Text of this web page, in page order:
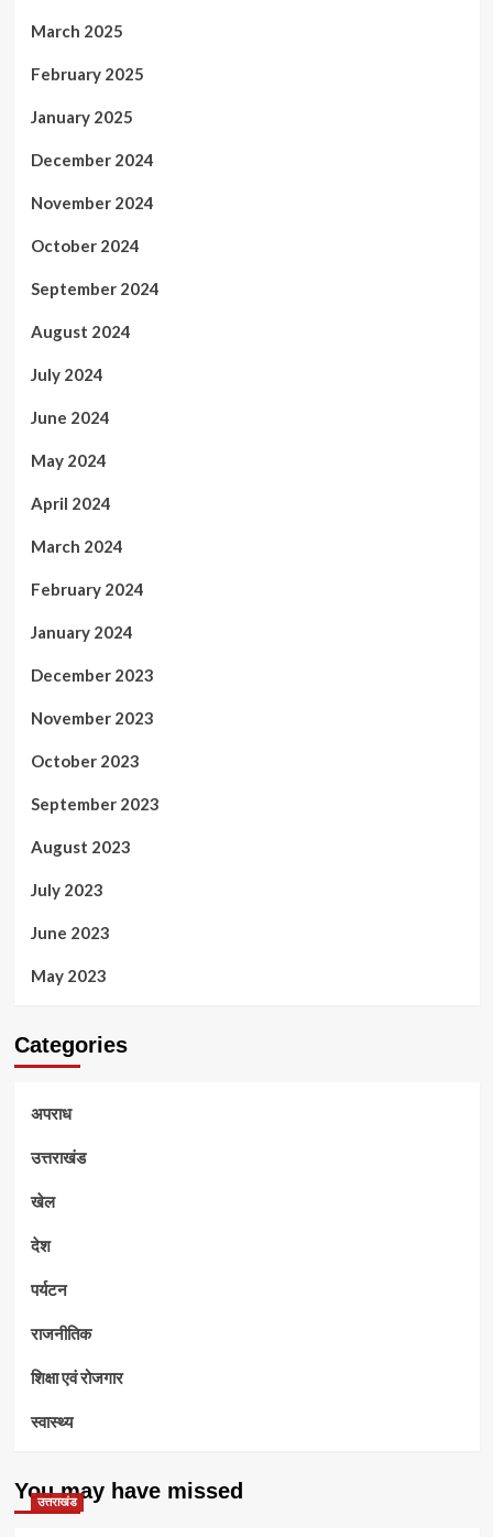
March 2025
February 2025
January 2025
December 2024
November 2024
October 2024
September 2024
August 2024
July 2024
June 2024
May 2024
April 2024
March 2024
February 2024
January 2024
December 2023
November 2023
October 2023
September 2023
August 2023
July 2023
June 2023
May 2023
Categories
अपराध
उत्तराखंड
खेल
देश
पर्यटन
राजनीतिक
शिक्षा एवं रोजगार
स्वास्थ्य
You may have missed
उत्तराखंड